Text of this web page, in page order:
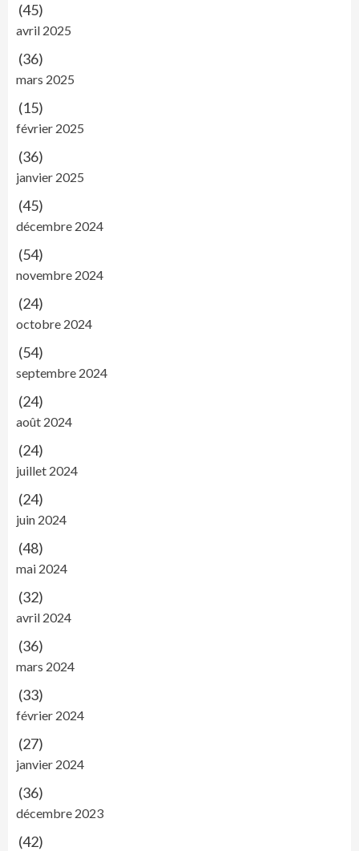
(45)
avril 2025
(36)
mars 2025
(15)
février 2025
(36)
janvier 2025
(45)
décembre 2024
(54)
novembre 2024
(24)
octobre 2024
(54)
septembre 2024
(24)
août 2024
(24)
juillet 2024
(24)
juin 2024
(48)
mai 2024
(32)
avril 2024
(36)
mars 2024
(33)
février 2024
(27)
janvier 2024
(36)
décembre 2023
(42)